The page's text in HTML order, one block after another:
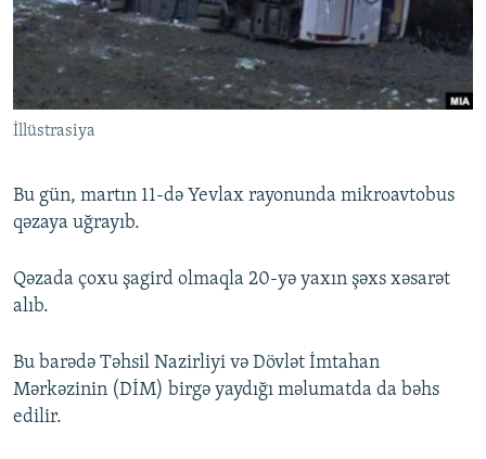
İNFOQRAFIKA
KARIKATURA
AZƏRBAYCAN ƏDƏBIYYATI KITABXANASI
İSLAM VƏ DEMOKRATIYA
İZ - MƏDƏNIYYƏT PROQRAMI
MISSIYAMIZ
PEŞƏ ETIKASI VƏ JURNALISTIKA STANDARTLARIMIZ
MATERIALLARIMIZDAN ISTIFADƏ
AZADLIQRADIOSU MOBIL TELEFONUNUZDA
XƏBƏR BÜLLETENLƏRIMIZ
BIZI IZLƏ
RFE/RL-in bütün saytları
İllüstrasiya
Bu gün, martın 11-də Yevlax rayonunda mikroavtobus
qəzaya uğrayıb.
Qəzada çoxu şagird olmaqla 20-yə yaxın şəxs xəsarət
alıb.
Bu barədə Təhsil Nazirliyi və Dövlət İmtahan
Mərkəzinin (DİM) birgə yaydığı məlumatda da bəhs
edilir.